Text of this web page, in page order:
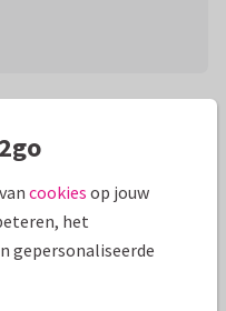
cookies op jouw
het
gepersonaliseerde